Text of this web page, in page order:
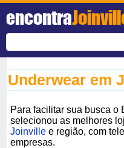
encontra
Underwear em
Para facilitar sua busca o
selecionou as melhores
Joinville e região, com
empresas.